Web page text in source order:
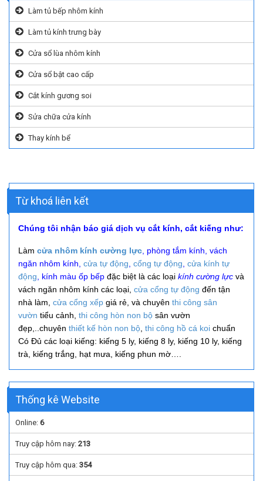
Làm tủ bếp nhôm kính
Làm tủ kính trưng bày
Cửa sổ lùa nhôm kính
Cửa sổ bật cao cấp
Cắt kính gương soi
Sửa chữa cửa kính
Thay kính bể
Từ khoá liên kết
Chúng tôi nhận báo giá dịch vụ cắt kính, cắt kiếng như:
Làm cửa nhôm kính cường lực, phòng tắm kính, vách
ngăn nhôm kính, cửa tự động, cổng tự động, cửa kính tự
động, kính màu ốp bếp đặc biệt là các loại kính cường lực và
vách ngăn nhôm kính các loại, cửa cổng tự động đến tận
nhà làm, cửa cổng xếp giá rẻ, và chuyên thi công sân
vườn tiểu cảnh, thi công hòn non bộ sân vườn
đẹp,..chuyên thiết kế hòn non bộ, thi công hồ cá koi chuẩn
Có Đủ các loại kiếng: kiếng 5 ly, kiếng 8 ly, kiếng 10 ly, kiếng
trà, kiếng trắng, hạt mưa, kiếng phun mờ….
Thống kê Website
Online: 6
Truy cập hôm nay: 213
Truy cập hôm qua: 354